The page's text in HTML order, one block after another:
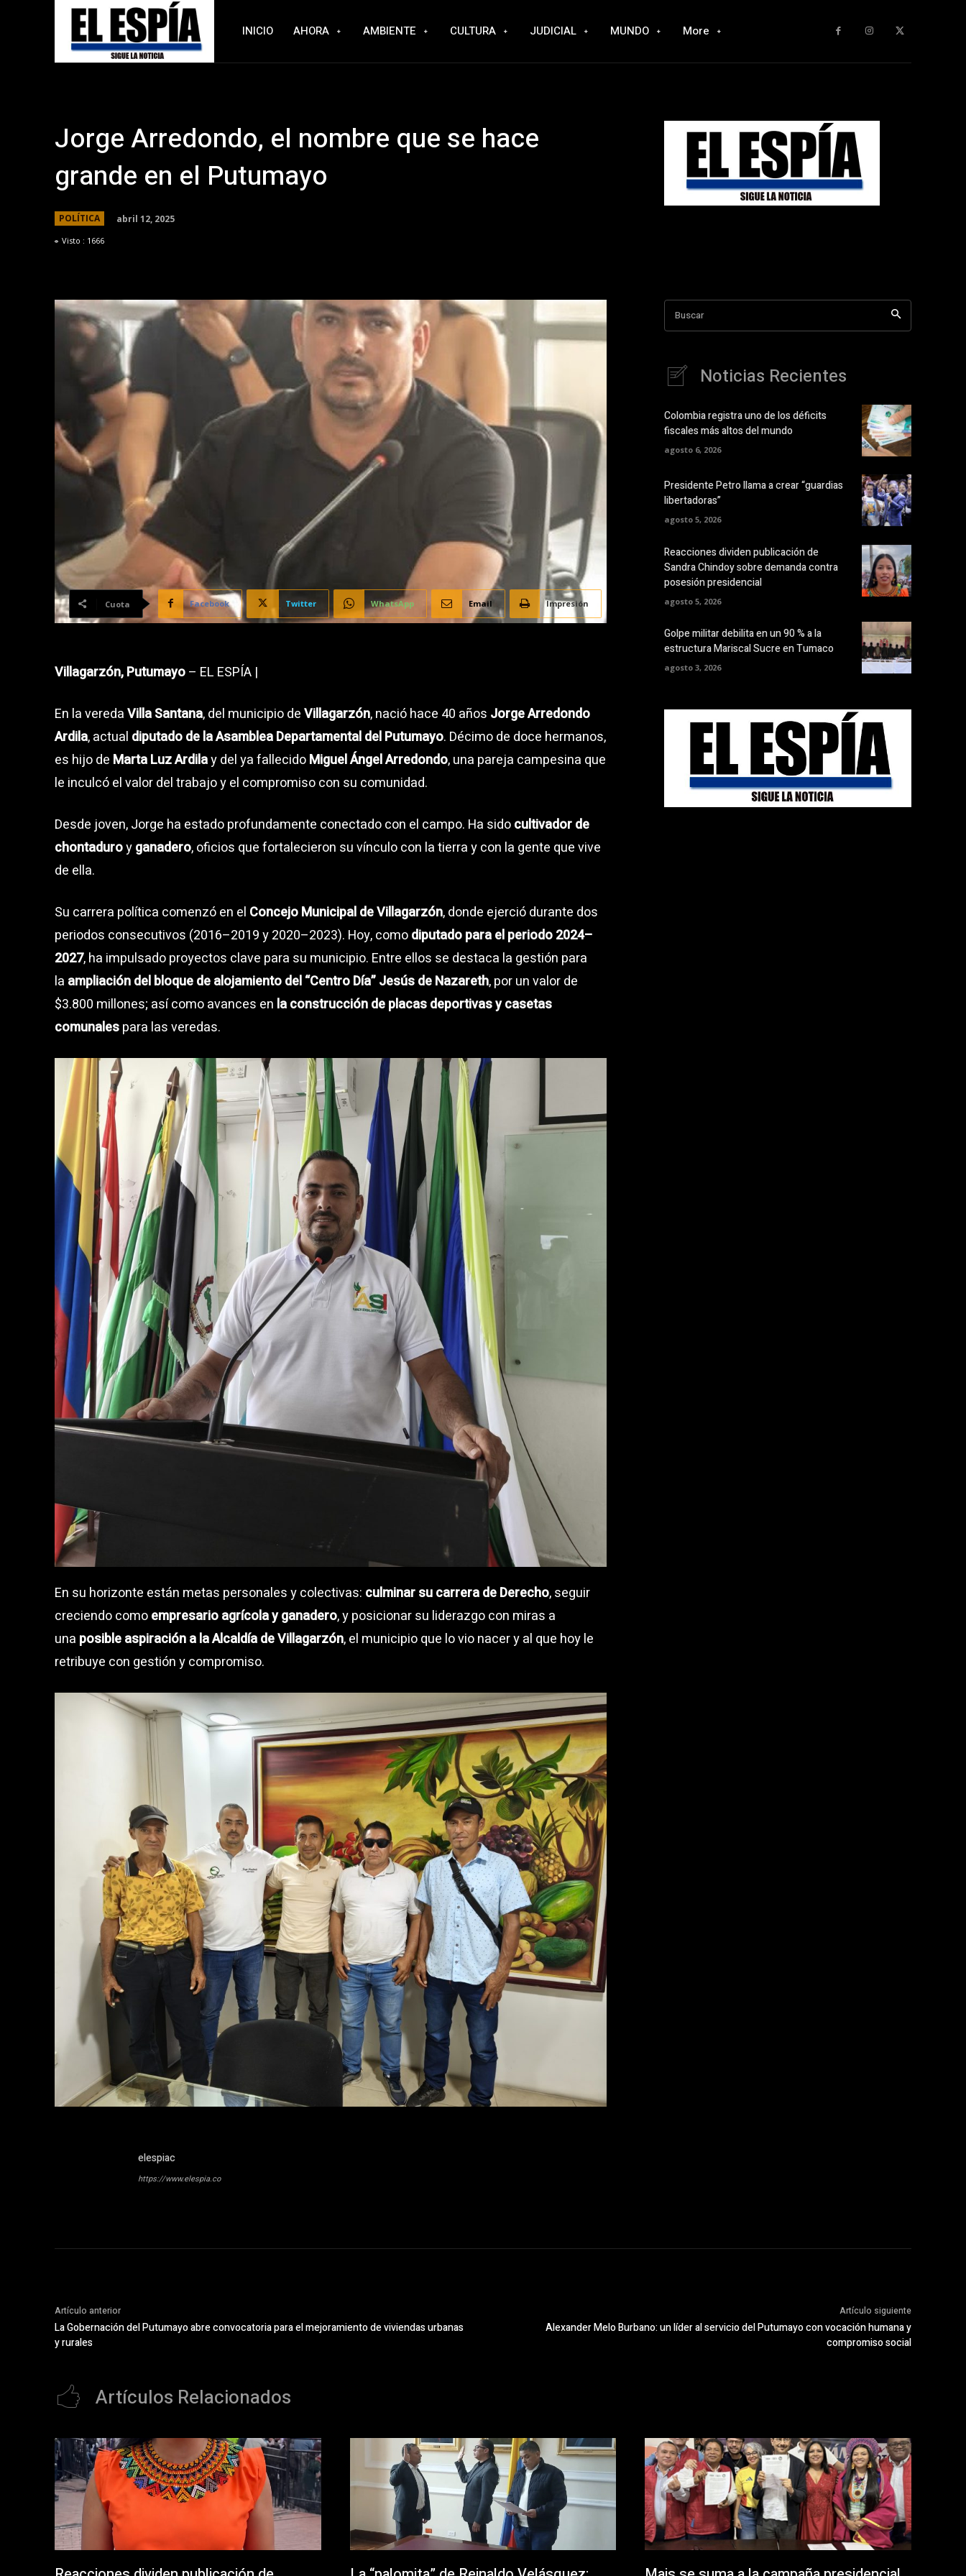
INICIO AHORA AMBIENTE CULTURA JUDICIAL MUNDO More
Jorge Arredondo, el nombre que se hace
grande en el Putumayo
POLÍTICA abril 12, 2025
Visto : 1666
Cuota Facebook Twitter WhatsApp Email Impresión
Villagarzón, Putumayo– EL ESPÍA |
En la veredaVilla Santana, del municipio deVillagarzón, nació hace 40 años Jorge Arredondo
Ardila, actual diputado de la Asamblea Departamental del Putumayo. Décimo de doce hermanos,
es hijo de Marta Luz Ardilay del ya fallecidoMiguel Ángel Arredondo, una pareja campesina que
le inculcó el valor del trabajo y el compromiso con su comunidad.
Desde joven, Jorge ha estado profundamente conectado con el campo. Ha sidocultivador de
chontaduroyganadero, oficios que fortalecieron su vínculo con la tierra y con la gente que vive
de ella.
Su carrera política comenzó en el Concejo Municipal de Villagarzón, donde ejerció durante dos
periodos consecutivos (2016–2019 y 2020–2023). Hoy, comodiputado para el periodo 2024–
2027, ha impulsado proyectos clave para su municipio. Entre ellos se destaca la gestión para
la ampliación del bloque de alojamiento del “Centro Día” Jesús de Nazareth, por un valor de
$3.800 millones; así como avances en la construcción de placas deportivas y casetas
comunalespara las veredas.
En su horizonte están metas personales y colectivas: culminar su carrera de Derecho, seguir
creciendo comoempresario agrícola y ganadero, y posicionar su liderazgo con miras a
una posible aspiración a la Alcaldía de Villagarzón, el municipio que lo vio nacer y al que hoy le
retribuye con gestión y compromiso.
elespiac
https://www.elespia.co
Buscar
Noticias Recientes
Colombia registra uno de los déficits
fiscales más altos del mundo
agosto 6, 2026
Presidente Petro llama a crear “guardias
libertadoras”
agosto 5, 2026
Reacciones dividen publicación de
Sandra Chindoy sobre demanda contra
posesión presidencial
agosto 5, 2026
Golpe militar debilita en un 90 % a la
estructura Mariscal Sucre en Tumaco
agosto 3, 2026
Artículo anterior
La Gobernación del Putumayo abre convocatoria para el mejoramiento de viviendas urbanas
y rurales
Artículo siguiente
Alexander Melo Burbano: un líder al servicio del Putumayo con vocación humana y
compromiso social
Artículos Relacionados